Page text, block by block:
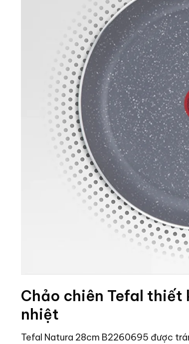
Chảo chiên Tefal
nhiệt
Tefal Natura 28cm B2260695 được